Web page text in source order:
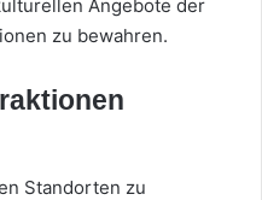
Angebote der
zu bewahren.
Standorten zu